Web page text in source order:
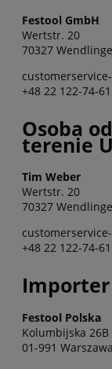
Festool GmbH
Wertstr. 20
70327
+48 22 122-74-61
Osoba
terenie
Tim Weber
Wertstr. 20
70327
+48 22 122-74-61
Importer
Festool Polska
Kolumbijska 26B
01-991